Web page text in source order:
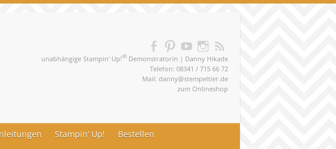
unabhängige Stampin‘ Up!® Demonstratorin | Danny Hikade
Telefon: 08341 / 715 66 72
Mail: danny@stempeltier.de
zum Onlineshop
Stampin‘ Up! Bestellen